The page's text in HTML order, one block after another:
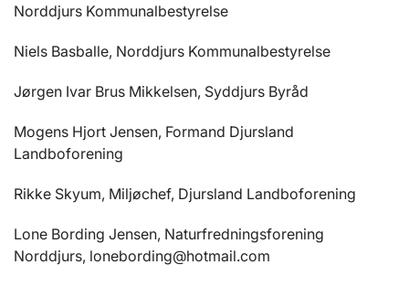
Norddjurs Kommunalbestyrelse
Niels Basballe, Norddjurs Kommunalbestyrelse
Jørgen Ivar Brus Mikkelsen, Syddjurs Byråd
Mogens Hjort Jensen, Formand Djursland
Landboforening
Rikke Skyum, Miljøchef, Djursland Landboforening
Lone Bording Jensen, Naturfredningsforening
Norddjurs, lonebording@hotmail.com